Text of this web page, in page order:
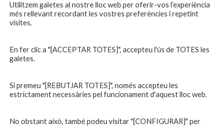
29/01/2022
11-8
Catalana Bàsquet – Copa 2a D – B 2021-22
C.B. BLANES — PRODIS TERRASSA
Utilitzem galetes al nostre lloc web per oferir-vos l’experiència
més rellevant recordant les vostres preferències i repetint
visites.
En fer clic a "[ACCEPTAR TOTES]", accepteu l'ús de TOTES les
galetes.
Si premeu "[REBUTJAR TOTES]", només accepteu les
estrictament necessàries pel funcionament d'aquest lloc web.
No obstant això, també podeu visitar "[CONFIGURAR]" per